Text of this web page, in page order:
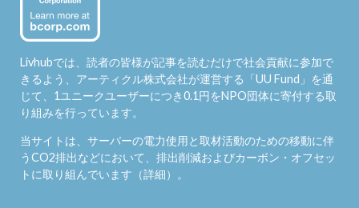
Livhubでは、読者の皆様が記事を読むだけで社会貢献に参加で
きるよう、アーティクル株式会社が運営する「UU Fund 」を通
じて、1ユニークユーザーにつき0.1円をNPO団体に寄付する取
り組みを行っています。
当サイトは、サーバーの電力使用と取材活動のための移動に伴
うCO2排出などにおいて、排出削減およびカーボン・オフセッ
トに取り組んでいます（詳細）。